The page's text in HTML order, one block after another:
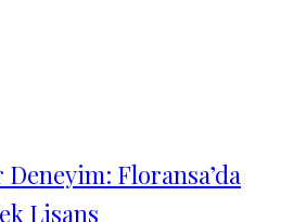
Floransa’da
Lisans